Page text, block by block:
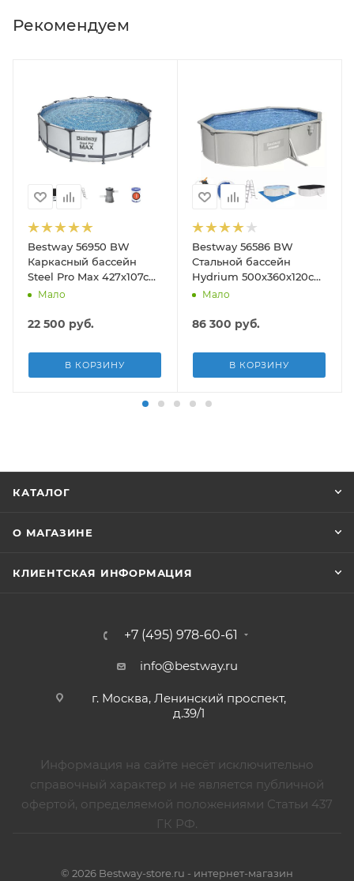
Рекомендуем
для дна, шланг 6м, ручка 190см)
Bestway 56950 BW
Каркасный бассейн
Steel Pro Max 427х107см,
13030л, фил.-насос
Мало
22 500 руб.
В КОРЗИНУ
Bestway 56586 BW
Стальной бассейн
Hydrium 500х360х120см,
16296л, песч.фил.-нас
подст, попл.-доз
Мало
86 300 руб.
В КОРЗИНУ
КАТАЛОГ
О МАГАЗИНЕ
КЛИЕНТСКАЯ ИНФОРМАЦИЯ
+7 (495) 978-60-61
info@bestway.ru
г. Москва, Ленинский проспект,
д.39/1
Информация на сайте несёт исключительно
справочный характер и не является публичной
офертой, определяемой положениями Статьи 437
ГК РФ.
© 2026 Bestway-store.ru - интернет-магазин